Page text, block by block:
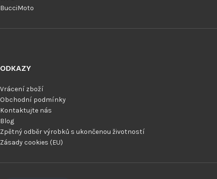
BucciMoto
ODKAZY
Vrácení zboží
Obchodní podmínky
Kontaktujte nás
Blog
Zpětný odběr výrobků s ukončenou životností
Zásady cookies (EU)